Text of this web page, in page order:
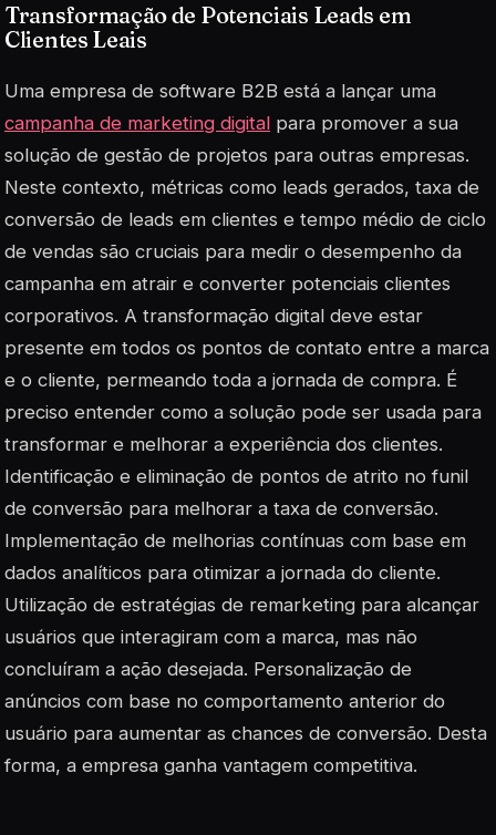
Transformação de Potenciais Leads em
Clientes Leais
Uma empresa de software B2B está a lançar uma
campanha de marketing digital para promover a sua
solução de gestão de projetos para outras empresas.
Neste contexto, métricas como leads gerados, taxa de
conversão de leads em clientes e tempo médio de ciclo
de vendas são cruciais para medir o desempenho da
campanha em atrair e converter potenciais clientes
corporativos. A transformação digital deve estar
presente em todos os pontos de contato entre a marca
e o cliente, permeando toda a jornada de compra. É
preciso entender como a solução pode ser usada para
transformar e melhorar a experiência dos clientes.
Identificação e eliminação de pontos de atrito no funil
de conversão para melhorar a taxa de conversão.
Implementação de melhorias contínuas com base em
dados analíticos para otimizar a jornada do cliente.
Utilização de estratégias de remarketing para alcançar
usuários que interagiram com a marca, mas não
concluíram a ação desejada. Personalização de
anúncios com base no comportamento anterior do
usuário para aumentar as chances de conversão. Desta
forma, a empresa ganha vantagem competitiva.